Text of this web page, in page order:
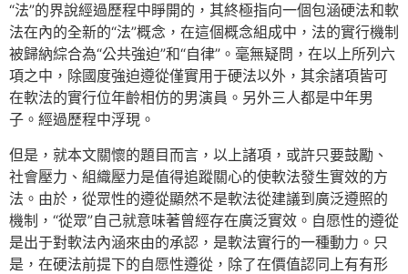
“法”的界說經過歷程中睜開的，其終極指向一個包涵硬法和軟
法在內的全新的“法”概念，在這個概念組成中，法的實行機制
被歸納綜合為“公共強迫”和“自律”。毫無疑問，在以上所列六
項之中，除國度強迫遵從僅實用于硬法以外，其余諸項皆可
在軟法的實行位年齡相仿的男演員。另外三人都是中年男
子。經過歷程中浮現。
但是，就本文關懷的題目而言，以上諸項，或許只要鼓勵、
社會壓力、組織壓力是值得追蹤關心的使軟法發生實效的方
法。由於，從眾性的遵從顯然不是軟法從建議到廣泛遵照的
機制，“從眾”自己就意味著曾經存在廣泛實效。自愿性的遵從
是出于對軟法內涵來由的承認，是軟法實行的一種動力。只
是，在硬法前提下的自愿性遵從，除了在價值認同上有有形